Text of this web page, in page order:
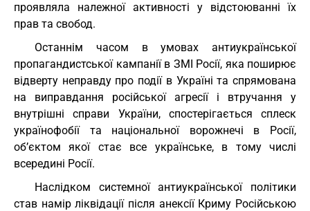
проявляла належної активності у відстоюванні їх
прав та свобод.
Останнім часом в умовах антиукраїнської
пропагандистської кампанії в ЗМІ Росії, яка поширює
відверту неправду про події в Україні та спрямована
на виправдання російської агресії і втручання у
внутрішні справи України, спостерігається сплеск
українофобії та національної ворожнечі в Росії,
об’єктом якої стає все українське, в тому числі
всередині Росії.
Наслідком системної антиукраїнської політики
став намір ліквідації після анексії Криму Російською